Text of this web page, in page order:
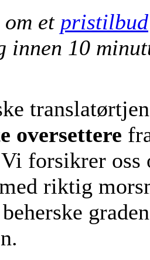
et pristilbud
innen 10
oversettere
forsikrer
riktig